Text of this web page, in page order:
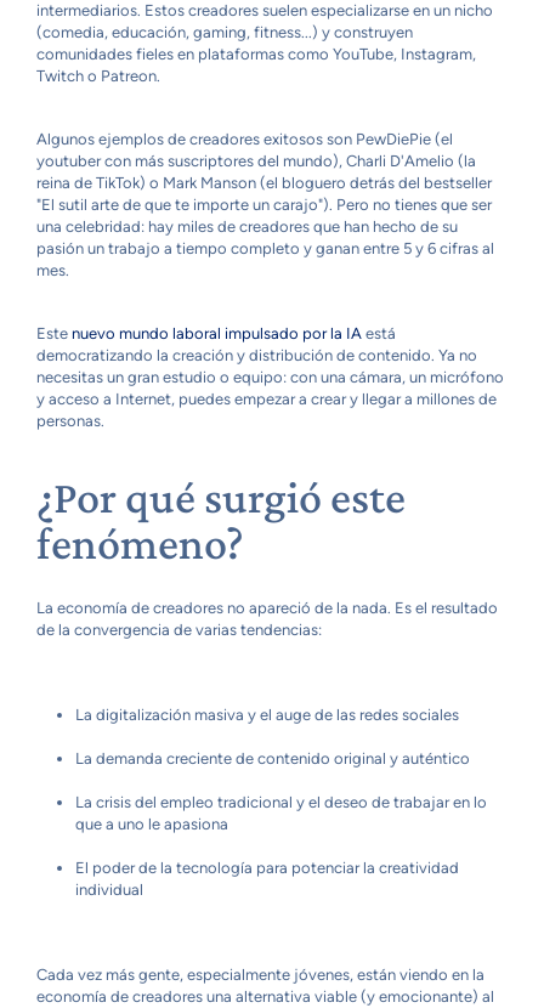
intermediarios. Estos creadores suelen especializarse en un nicho
(comedia, educación, gaming, fitness...) y construyen
comunidades fieles en plataformas como YouTube, Instagram,
Twitch o Patreon.
Algunos ejemplos de creadores exitosos son PewDiePie (el
youtuber con más suscriptores del mundo), Charli D'Amelio (la
reina de TikTok) o Mark Manson (el bloguero detrás del bestseller
"El sutil arte de que te importe un carajo"). Pero no tienes que ser
una celebridad: hay miles de creadores que han hecho de su
pasión un trabajo a tiempo completo y ganan entre 5 y 6 cifras al
mes.
Este nuevo mundo laboral impulsado por la IA está
democratizando la creación y distribución de contenido. Ya no
necesitas un gran estudio o equipo: con una cámara, un micrófono
y acceso a Internet, puedes empezar a crear y llegar a millones de
personas.
¿Por qué surgió este
fenómeno?
La economía de creadores no apareció de la nada. Es el resultado
de la convergencia de varias tendencias:
La digitalización masiva y el auge de las redes sociales
La demanda creciente de contenido original y auténtico
La crisis del empleo tradicional y el deseo de trabajar en lo
que a uno le apasiona
El poder de la tecnología para potenciar la creatividad
individual
Cada vez más gente, especialmente jóvenes, están viendo en la
economía de creadores una alternativa viable (y emocionante) al